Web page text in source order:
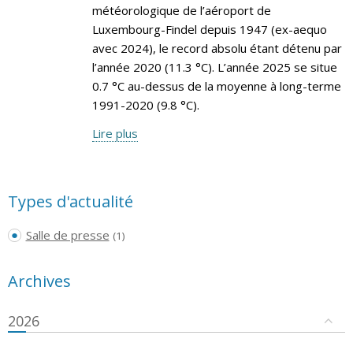
météorologique de l’aéroport de
Luxembourg-Findel depuis 1947 (ex-aequo
avec 2024), le record absolu étant détenu par
l’année 2020 (11.3 °C). L’année 2025 se situe
0.7 °C au-dessus de la moyenne à long-terme
1991-2020 (9.8 °C).
Lire plus
Types d'actualité
Salle de presse (1)
Archives
2026